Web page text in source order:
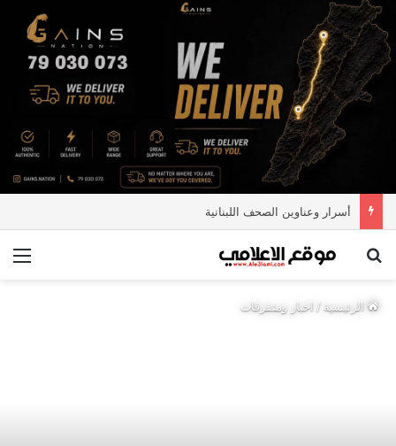
أسرار وعناوين الصحف اللبنانية
بحث عن
الرئيسية/ اخبار ومتفرقات